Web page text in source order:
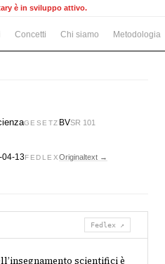
è in sviluppo attivo.
Concetti Chi siamo Metodologia
GESETZ BVSR 101
04-13FEDLEXOriginaltext →
Fedlex ↗
scientifici è